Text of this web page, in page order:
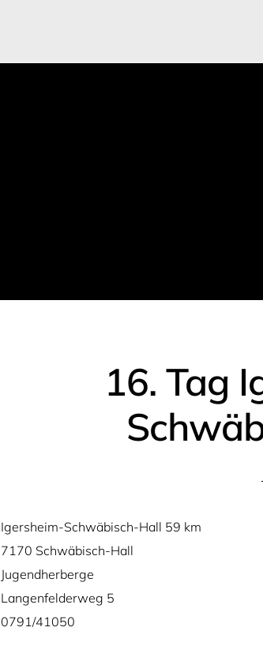
16. Tag
Igersheim-Schwäbisch-Hall 59 km
7170 Schwäbisch-Hall
Jugendherberge
Langenfelderweg 5
0791/41050